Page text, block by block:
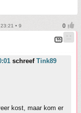
• 9
schreef Tink89
kost, maar kom er